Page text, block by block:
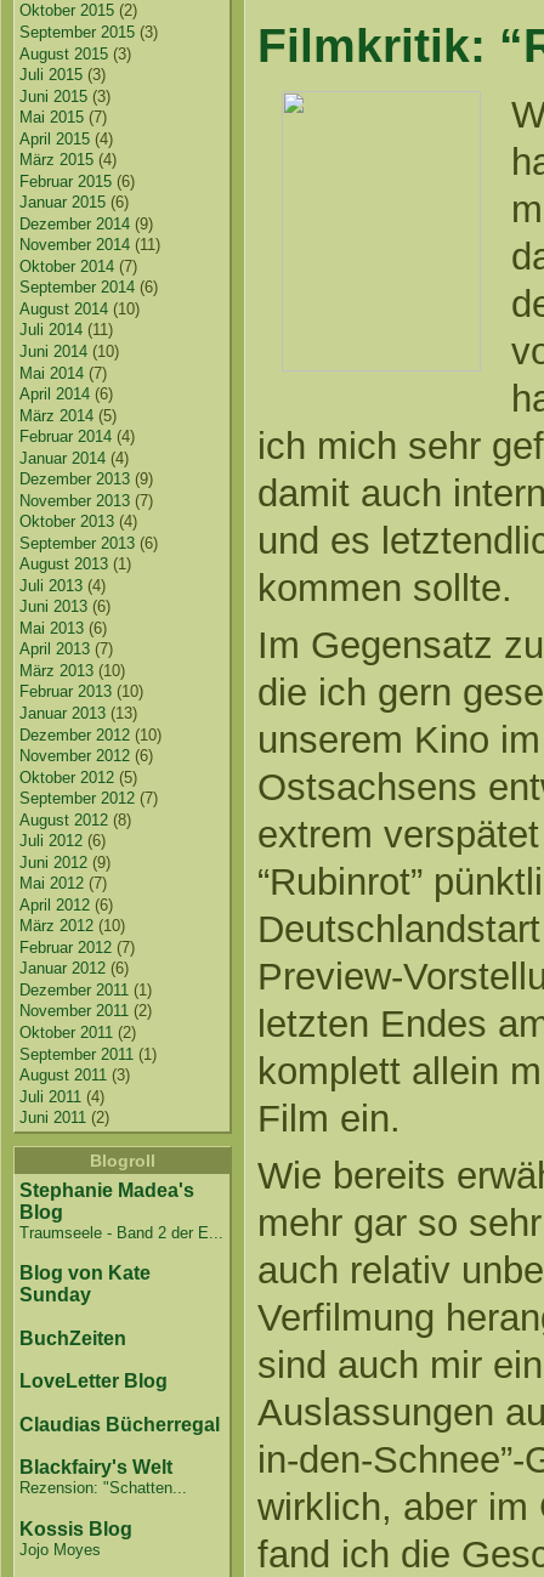
Oktober 2015 (2)
September 2015 (3)
August 2015 (3)
Juli 2015 (3)
Juni 2015 (3)
Mai 2015 (7)
April 2015 (4)
März 2015 (4)
Februar 2015 (6)
Januar 2015 (6)
Dezember 2014 (9)
November 2014 (11)
Oktober 2014 (7)
September 2014 (6)
August 2014 (10)
Juli 2014 (11)
Juni 2014 (10)
Mai 2014 (7)
April 2014 (6)
März 2014 (5)
Februar 2014 (4)
Januar 2014 (4)
Dezember 2013 (9)
November 2013 (7)
Oktober 2013 (4)
September 2013 (6)
August 2013 (1)
Juli 2013 (4)
Juni 2013 (6)
Mai 2013 (6)
April 2013 (7)
März 2013 (10)
Februar 2013 (10)
Januar 2013 (13)
Dezember 2012 (10)
November 2012 (6)
Oktober 2012 (5)
September 2012 (7)
August 2012 (8)
Juli 2012 (6)
Juni 2012 (9)
Mai 2012 (7)
April 2012 (6)
März 2012 (10)
Februar 2012 (7)
Januar 2012 (6)
Dezember 2011 (1)
November 2011 (2)
Oktober 2011 (2)
September 2011 (1)
August 2011 (3)
Juli 2011 (4)
Juni 2011 (2)
Blogroll
Stephanie Madea's
Blog
Traumseele - Band 2 der E...
Blog von Kate
Sunday
BuchZeiten
LoveLetter Blog
Claudias Bücherregal
Blackfairy's Welt
Rezension: "Schatten...
Kossis Blog
Jojo Moyes
Filmkritik:
ich mich sehr
damit auch
und es
kommen sollte.
Im Gegensatz
die ich gern
unserem Kino
Ostsachsens
extrem
“Rubinrot”
Preview-
letzten Endes
komplett allein
Film ein.
Wie bereits
mehr gar so
auch relativ
Verfilmung
sind auch mir
Auslassungen
in-den-
wirklich, aber im
fand ich die